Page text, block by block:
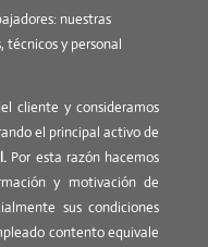
nuestras
técnicos y personal
cliente y consideramos
el principal activo de
Por esta razón hacemos
y motivación de
sus condiciones
contento equivale